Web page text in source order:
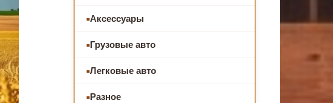
Аксессуары
Грузовые авто
Легковые авто
Разное